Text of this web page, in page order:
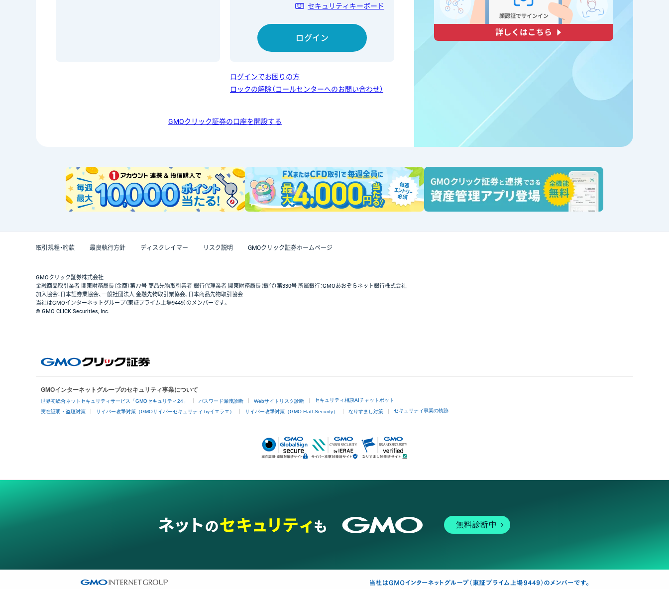
セキュリティキーボード
ログイン
ログインでお困りの方
ロックの解除（コールセンターへのお問い合わせ）
GMOクリック証券の口座を開設する
取引規程・約款 最良執行方針 ディスクレイマー リスク説明 GMOクリック証券ホームページ
GMOクリック証券株式会社
金融商品取引業者 関東財務局長（金商）第77号 商品先物取引業者 銀行代理業者 関東財務局長（銀代）第330号 所属銀行：GMOあおぞらネット銀行株式会社
加入協会：日本証券業協会、一般社団法人 金融先物取引業協会、日本商品先物取引協会
当社はGMOインターネットグループ（東証プライム上場9449）のメンバーです。
© GMO CLICK Securities, Inc.
GMOインターネットグループのセキュリティ事業について
世界初総合ネットセキュリティサービス「GMOセキュリティ24」 パスワード漏洩診断 Webサイトリスク診断 セキュリティ相談AIチャットボット
実在証明・盗聴対策 サイバー攻撃対策（GMOサイバーセキュリティ byイエラエ） サイバー攻撃対策（GMO Flatt Security） なりすまし対策 セキュリティ事業の軌跡
無料診断中